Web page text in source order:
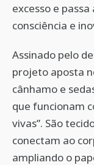
excesso e
consciência e
Assinado pelo
projeto aposta
cânhamo e
que funcionam
vivas”. São
conectam ao
ampliando o